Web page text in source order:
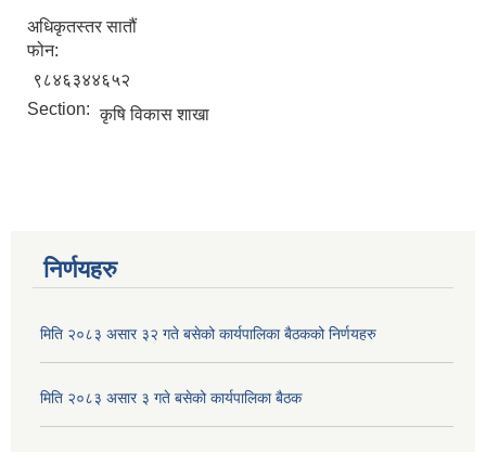
अधिकृतस्तर सातौं
फोन:
९८४६३४४६५२
Section: कृषि विकास शाखा
निर्णयहरु
मिति २०८३ असार ३२ गते बसेको कार्यपालिका बैठकको निर्णयहरु
मिति २०८३ असार ३ गते बसेको कार्यपालिका बैठक